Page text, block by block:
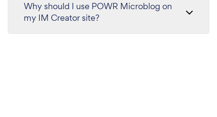
Why should I use POWR Microblog on
my IM Creator site?